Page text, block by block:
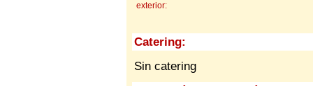
exterior:
Catering:
Sin catering